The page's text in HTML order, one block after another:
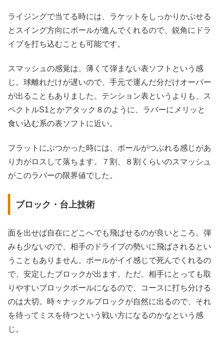
ライジングで当てる時には、ラケットをしっかりかぶせる
とスイング方向にボールが進んでくれるので、鋭角にドラ
イブを打ち込むことも可能です。
スマッシュの感覚は、薄くて弾まない表ソフトという感
じ。球離れだけが遅いので、手元で運んだ分だけオーバー
が出ることもありました。テンション表というよりも、ス
ペクトルS1とかアタック８のように、ラバーにメリッと
食い込む系の表ソフトに近い。
フラットにぶつかった時には、ボールがつぶれる感じがあ
り力がロスして落ちます。７割、８割くらいのスマッシュ
がこのラバーの限界値でした。
ブロック・台上技術
面を出せば自在にどこへでも飛ばせるのが良いところ。弾
みも少ないので、相手のドライブの勢いに飛ばされるとい
うこともありません。ボールがイイ感じで死んでくれるの
で、安定したブロックが出ます。ただ、相手にとっても取
りやすいブロックボールになるので、コースに打ち分ける
のは大切。時々ナックルブロックが自然に出るので、それ
を待ってミスを待つという戦い方になるのかなという感
じ。